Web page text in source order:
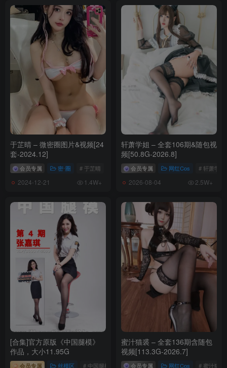
[7.7]
Natsuko夏夏子 – NO.079 停云 [112P-835M]
[7.5]
Natsuko夏夏子 – NO.078 建武 [90P-186M]
Natsuko夏夏子 – NO.077 间谍过家家 约尔[64P-409.1M]
[4.1]
Natsuko夏夏子 – NO.076 の限界寝取Y交01-豪华版[131P-1.17G]
[3.29]
Natsuko夏夏子 – NO.075 碎花围裙[55P-423.8M]
[3.27]
Natsuko夏夏子 – NO.074 玛奇玛护士 [72P-563MB]
[3.17]
Natsuko夏夏子 – NO.073 黑神话悟空 萍萍[76P-650.7M]
Natsuko夏夏子 – NO.072 崩坏：星穹铁道 阮梅[76P-547.1M]
[2.3]
Natsuko夏夏子 – NO.071 碧蓝航线 阿尔比恩旗袍[52P-452.8M]
于芷晴 – 微密圈图片&视频[24
套-2024.12]
会员专属 密⋅圈 # 于芷晴
2024-12-21 1.4W+
轩萧学姐 – 全套106期&随包视
频[50.8G-2026.8]
会员专属 网红Cos # 轩萧学姐
2026-08-04 2.5W+
[合集]官方原版《中国腿模》
作品，大小11.95G
会员专属 丝模区 # 中国腿模
蜜汁猫裘 – 全套136期含随包
视频[113.3G-2026.7]
会员专属 网红Cos # 蜜汁猫裘